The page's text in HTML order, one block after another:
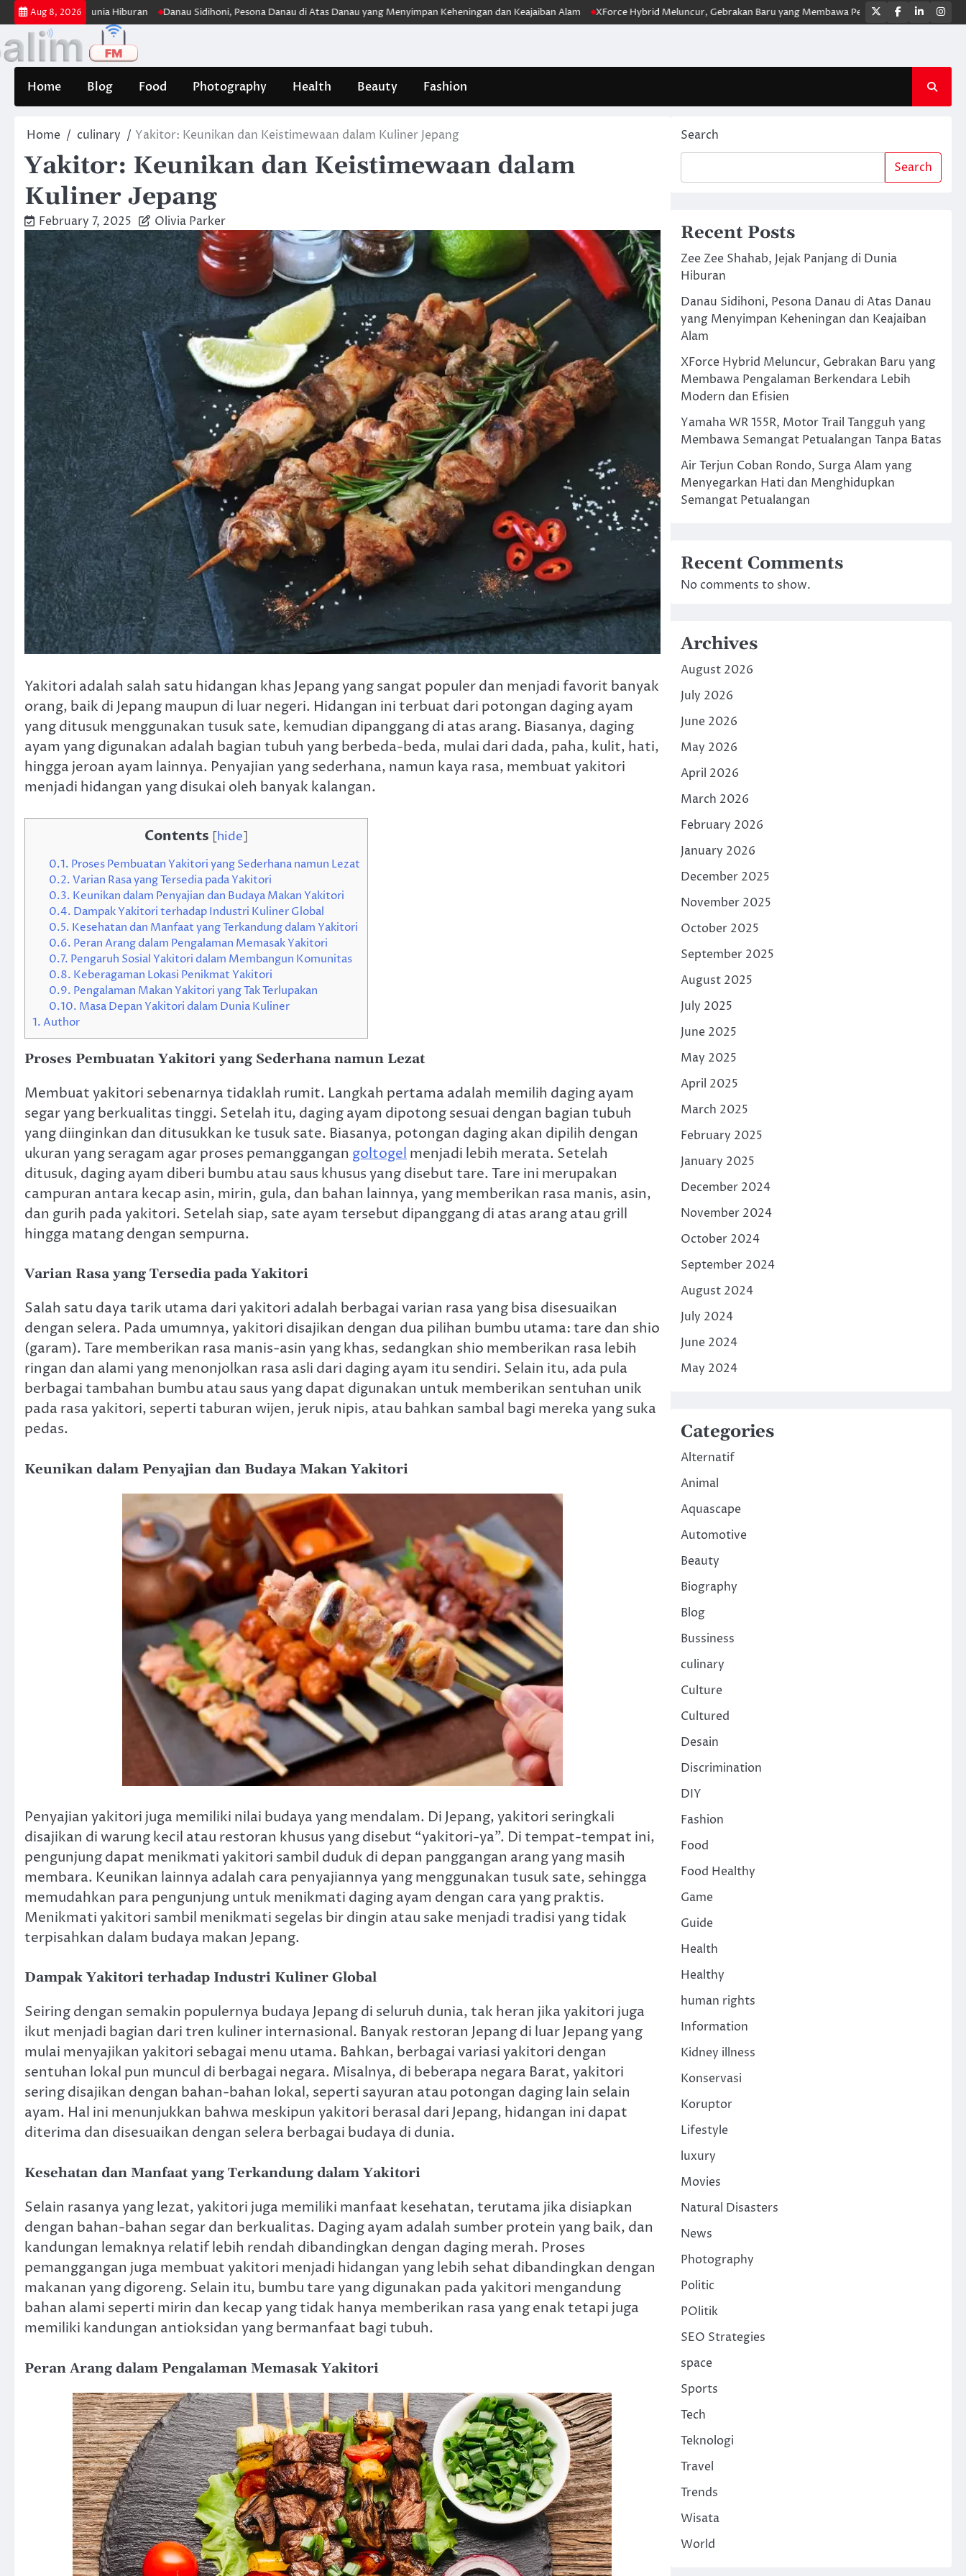
Skip
to
content
Aug 8, 2026
di Dunia Hiburan Danau Sidihoni, Pesona Danau di Atas Danau yang Menyimpan Keheningan dan Keajaiban Alam XForce Hybrid Meluncur, Gebrakan Baru yang Membawa Pengalaman Berkendara Lebih
Twitter
Facebook
LinkedIn
Home Blog Food Photography Health Beauty Fashion
Home culinary Yakitor: Keunikan dan Keistimewaan dalam Kuliner Jepang
Yakitor: Keunikan dan Keistimewaan dalam
Kuliner Jepang
February 7, 2025 Olivia Parker
Yakitori adalah salah satu hidangan khas Jepang yang sangat populer dan menjadi favorit banyak
orang, baik di Jepang maupun di luar negeri. Hidangan ini terbuat dari potongan daging ayam
yang ditusuk menggunakan tusuk sate, kemudian dipanggang di atas arang. Biasanya, daging
ayam yang digunakan adalah bagian tubuh yang berbeda-beda, mulai dari dada, paha, kulit, hati,
hingga jeroan ayam lainnya. Penyajian yang sederhana, namun kaya rasa, membuat yakitori
menjadi hidangan yang disukai oleh banyak kalangan.
Contents [hide]
0.1. Proses Pembuatan Yakitori yang Sederhana namun Lezat
0.2.Varian Rasa yang Tersedia pada Yakitori
0.3. Keunikan dalam Penyajian dan Budaya Makan Yakitori
0.4. Dampak Yakitori terhadap Industri Kuliner Global
0.5. Kesehatan dan Manfaat yang Terkandung dalam Yakitori
0.6. Peran Arang dalam Pengalaman Memasak Yakitori
0.7. Pengaruh Sosial Yakitori dalam Membangun Komunitas
0.8. Keberagaman Lokasi Penikmat Yakitori
0.9. Pengalaman Makan Yakitori yang Tak Terlupakan
0.10. Masa Depan Yakitori dalam Dunia Kuliner
1.Author
Proses Pembuatan Yakitori yang Sederhana namun Lezat
Membuat yakitori sebenarnya tidaklah rumit. Langkah pertama adalah memilih daging ayam
segar yang berkualitas tinggi. Setelah itu, daging ayam dipotong sesuai dengan bagian tubuh
yang diinginkan dan ditusukkan ke tusuk sate. Biasanya, potongan daging akan dipilih dengan
ukuran yang seragam agar proses pemanggangan goltogel menjadi lebih merata. Setelah
ditusuk, daging ayam diberi bumbu atau saus khusus yang disebut tare. Tare ini merupakan
campuran antara kecap asin, mirin, gula, dan bahan lainnya, yang memberikan rasa manis, asin,
dan gurih pada yakitori. Setelah siap, sate ayam tersebut dipanggang di atas arang atau grill
hingga matang dengan sempurna.
Varian Rasa yang Tersedia pada Yakitori
Salah satu daya tarik utama dari yakitori adalah berbagai varian rasa yang bisa disesuaikan
dengan selera. Pada umumnya, yakitori disajikan dengan dua pilihan bumbu utama: tare dan shio
(garam). Tare memberikan rasa manis-asin yang khas, sedangkan shio memberikan rasa lebih
ringan dan alami yang menonjolkan rasa asli dari daging ayam itu sendiri. Selain itu, ada pula
berbagai tambahan bumbu atau saus yang dapat digunakan untuk memberikan sentuhan unik
pada rasa yakitori, seperti taburan wijen, jeruk nipis, atau bahkan sambal bagi mereka yang suka
pedas.
Keunikan dalam Penyajian dan Budaya Makan Yakitori
Penyajian yakitori juga memiliki nilai budaya yang mendalam. Di Jepang, yakitori seringkali
disajikan di warung kecil atau restoran khusus yang disebut “yakitori-ya”. Di tempat-tempat ini,
pengunjung dapat menikmati yakitori sambil duduk di depan panggangan arang yang masih
membara. Keunikan lainnya adalah cara penyajiannya yang menggunakan tusuk sate, sehingga
memudahkan para pengunjung untuk menikmati daging ayam dengan cara yang praktis.
Menikmati yakitori sambil menikmati segelas bir dingin atau sake menjadi tradisi yang tidak
terpisahkan dalam budaya makan Jepang.
Dampak Yakitori terhadap Industri Kuliner Global
Seiring dengan semakin populernya budaya Jepang di seluruh dunia, tak heran jika yakitori juga
ikut menjadi bagian dari tren kuliner internasional. Banyak restoran Jepang di luar Jepang yang
mulai menyajikan yakitori sebagai menu utama. Bahkan, berbagai variasi yakitori dengan
sentuhan lokal pun muncul di berbagai negara. Misalnya, di beberapa negara Barat, yakitori
sering disajikan dengan bahan-bahan lokal, seperti sayuran atau potongan daging lain selain
ayam. Hal ini menunjukkan bahwa meskipun yakitori berasal dari Jepang, hidangan ini dapat
diterima dan disesuaikan dengan selera berbagai budaya di dunia.
Kesehatan dan Manfaat yang Terkandung dalam Yakitori
Selain rasanya yang lezat, yakitori juga memiliki manfaat kesehatan, terutama jika disiapkan
dengan bahan-bahan segar dan berkualitas. Daging ayam adalah sumber protein yang baik, dan
kandungan lemaknya relatif lebih rendah dibandingkan dengan daging merah. Proses
pemanggangan juga membuat yakitori menjadi hidangan yang lebih sehat dibandingkan dengan
makanan yang digoreng. Selain itu, bumbu tare yang digunakan pada yakitori mengandung
bahan alami seperti mirin dan kecap yang tidak hanya memberikan rasa yang enak tetapi juga
memiliki kandungan antioksidan yang bermanfaat bagi tubuh.
Peran Arang dalam Pengalaman Memasak Yakitori
Search
Search
Recent Posts
Zee Zee Shahab, Jejak Panjang di Dunia
Hiburan
Danau Sidihoni, Pesona Danau di Atas Danau
yang Menyimpan Keheningan dan Keajaiban
Alam
XForce Hybrid Meluncur, Gebrakan Baru yang
Membawa Pengalaman Berkendara Lebih
Modern dan Efisien
Yamaha WR 155R, Motor Trail Tangguh yang
Membawa Semangat Petualangan Tanpa Batas
Air Terjun Coban Rondo, Surga Alam yang
Menyegarkan Hati dan Menghidupkan
Semangat Petualangan
Recent Comments
No comments to show.
Archives
August 2026
July 2026
June 2026
May 2026
April 2026
March 2026
February 2026
January 2026
December 2025
November 2025
October 2025
September 2025
August 2025
July 2025
June 2025
May 2025
April 2025
March 2025
February 2025
January 2025
December 2024
November 2024
October 2024
September 2024
August 2024
July 2024
June 2024
May 2024
Categories
Alternatif
Animal
Aquascape
Automotive
Beauty
Biography
Blog
Bussiness
culinary
Culture
Cultured
Desain
Discrimination
DIY
Fashion
Food
Food Healthy
Game
Guide
Health
Healthy
human rights
Information
Kidney illness
Konservasi
Koruptor
Lifestyle
luxury
Movies
Natural Disasters
News
Photography
Politic
POlitik
SEO Strategies
space
Sports
Tech
Teknologi
Travel
Trends
Wisata
World